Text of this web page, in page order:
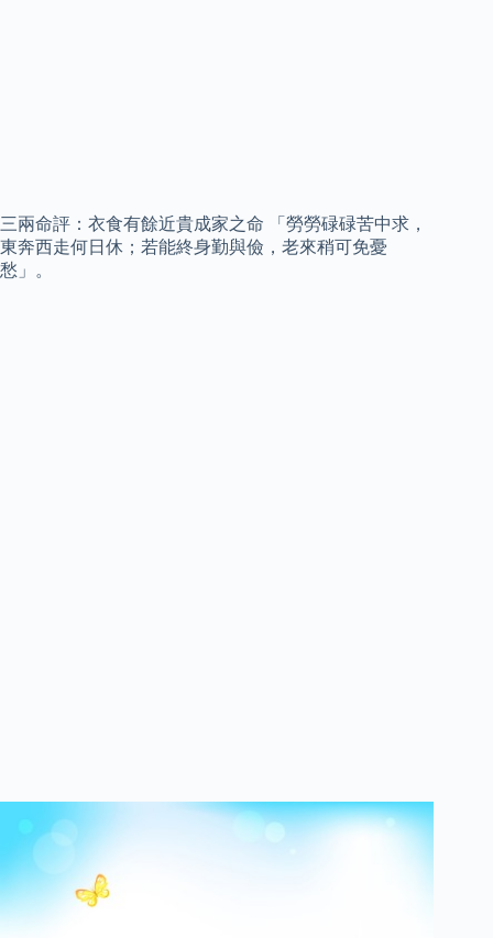
三兩命評：衣食有餘近貴成家之命 「勞勞碌碌苦中求，
東奔西走何日休；若能終身勤與儉，老來稍可免憂
愁」。